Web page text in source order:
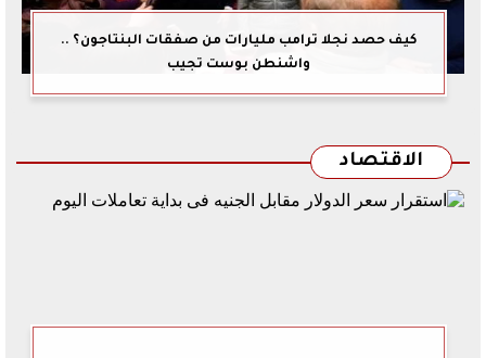
كيف حصد نجلا ترامب مليارات من صفقات البنتاجون؟ ..
واشنطن بوست تجيب
الاقتصاد